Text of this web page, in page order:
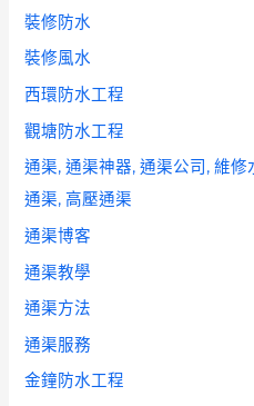
裝修防水
裝修風水
西環防水工程
觀塘防水工程
通渠, 通渠神器, 通渠公司, 維
通渠, 高壓通渠
通渠博客
通渠教學
通渠方法
通渠服務
金鐘防水工程